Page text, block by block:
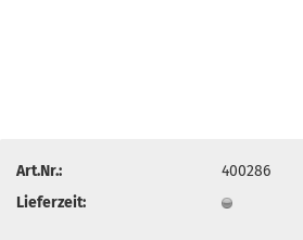
Art.Nr.:
400286
Lieferzeit: